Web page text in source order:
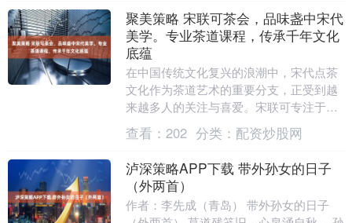
聚美策略 宋联可茶会，品味盏中宋代
美学。专业茶道课程，传承千年文化
底蕴
在中国传统文化复兴的浪潮中，宋代点茶
文化作为茶道艺术的重要分支，正受到越
来越多人的关注与喜爱。宋联可专注于宋
代点茶文化的传承与推广，致力于让更多
人了解并体验点茶....
查看： 202 分类： 配资炒股网
泸深策略APP下载 带外孙女的日子
（外两首）
作者：李先成（青岛） 带外孙女的日子